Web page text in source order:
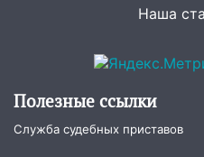
загорелся гаражный
эвакуировались
09:28 В Майнском
дачный дом
Наша
Полезные ссылки
Служба судебных приставов